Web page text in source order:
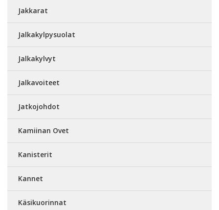
Jakkarat
Jalkakylpysuolat
Jalkakylvyt
Jalkavoiteet
Jatkojohdot
Kamiinan Ovet
Kanisterit
Kannet
Käsikuorinnat